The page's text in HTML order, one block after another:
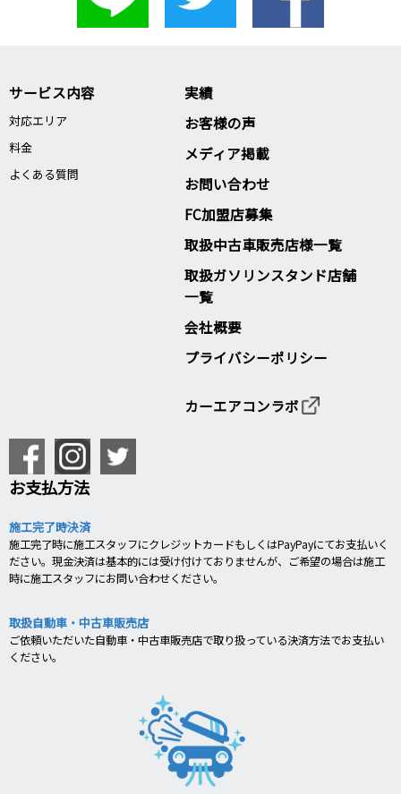
サービス内容
対応エリア
料金
よくある質問
実績
お客様の声
メディア掲載
お問い合わせ
FC加盟店募集
取扱中古車販売店様一覧
取扱ガソリンスタンド店舗
一覧
会社概要
プライバシーポリシー
カーエアコンラボ
お支払方法
施工完了時決済
施工完了時に施工スタッフにクレジットカードもしくはPayPayにてお支払いく
ださい。現金決済は基本的には受け付けておりませんが、ご希望の場合は施工
時に施工スタッフにお問い合わせください。
取扱自動車・中古車販売店
ご依頼いただいた自動車・中古車販売店で取り扱っている決済方法でお支払い
ください。